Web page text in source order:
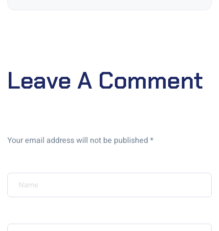
Leave A Comment
Your email address will not be published *